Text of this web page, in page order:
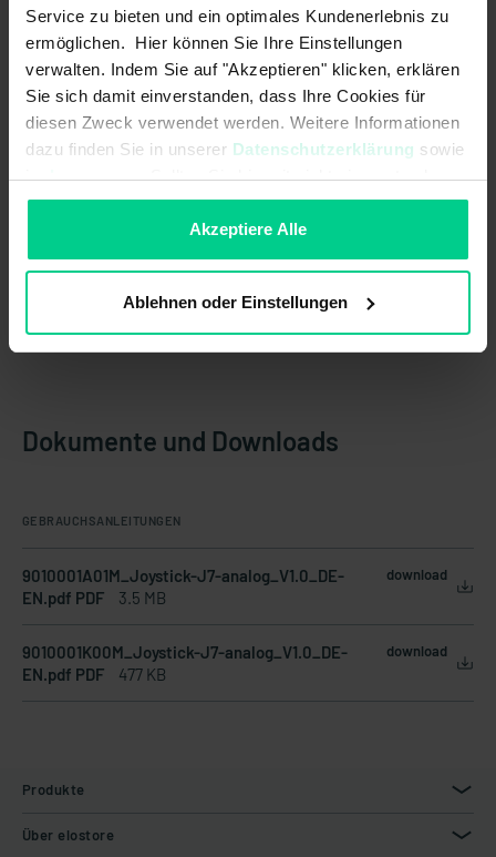
Service zu bieten und ein optimales Kundenerlebnis zu
ermöglichen. Hier können Sie Ihre Einstellungen
verwalten. Indem Sie auf "Akzeptieren" klicken, erklären
Sie sich damit einverstanden, dass Ihre Cookies für
diesen Zweck verwendet werden. Weitere Informationen
dazu finden Sie in unserer Datenschutzerklärung sowie
imImpressum. Sollten Sie hiermit nicht einverstanden
sein, können Sie die Verwendung von Cookies hier
Akzeptiere Alle
Ablehnen oder Einstellungen
Angebot erstellen
Ursprungsland Deutschland
Artikelgewicht 0.8 kg
Dokumente und Downloads
GEBRAUCHSANLEITUNGEN
9010001A01M_Joystick-J7-analog_V1.0_DE-
EN.pdf PDF
3.5 MB
download
9010001K00M_Joystick-J7-analog_V1.0_DE-
EN.pdf PDF
477 KB
download
Produkte
Über elostore